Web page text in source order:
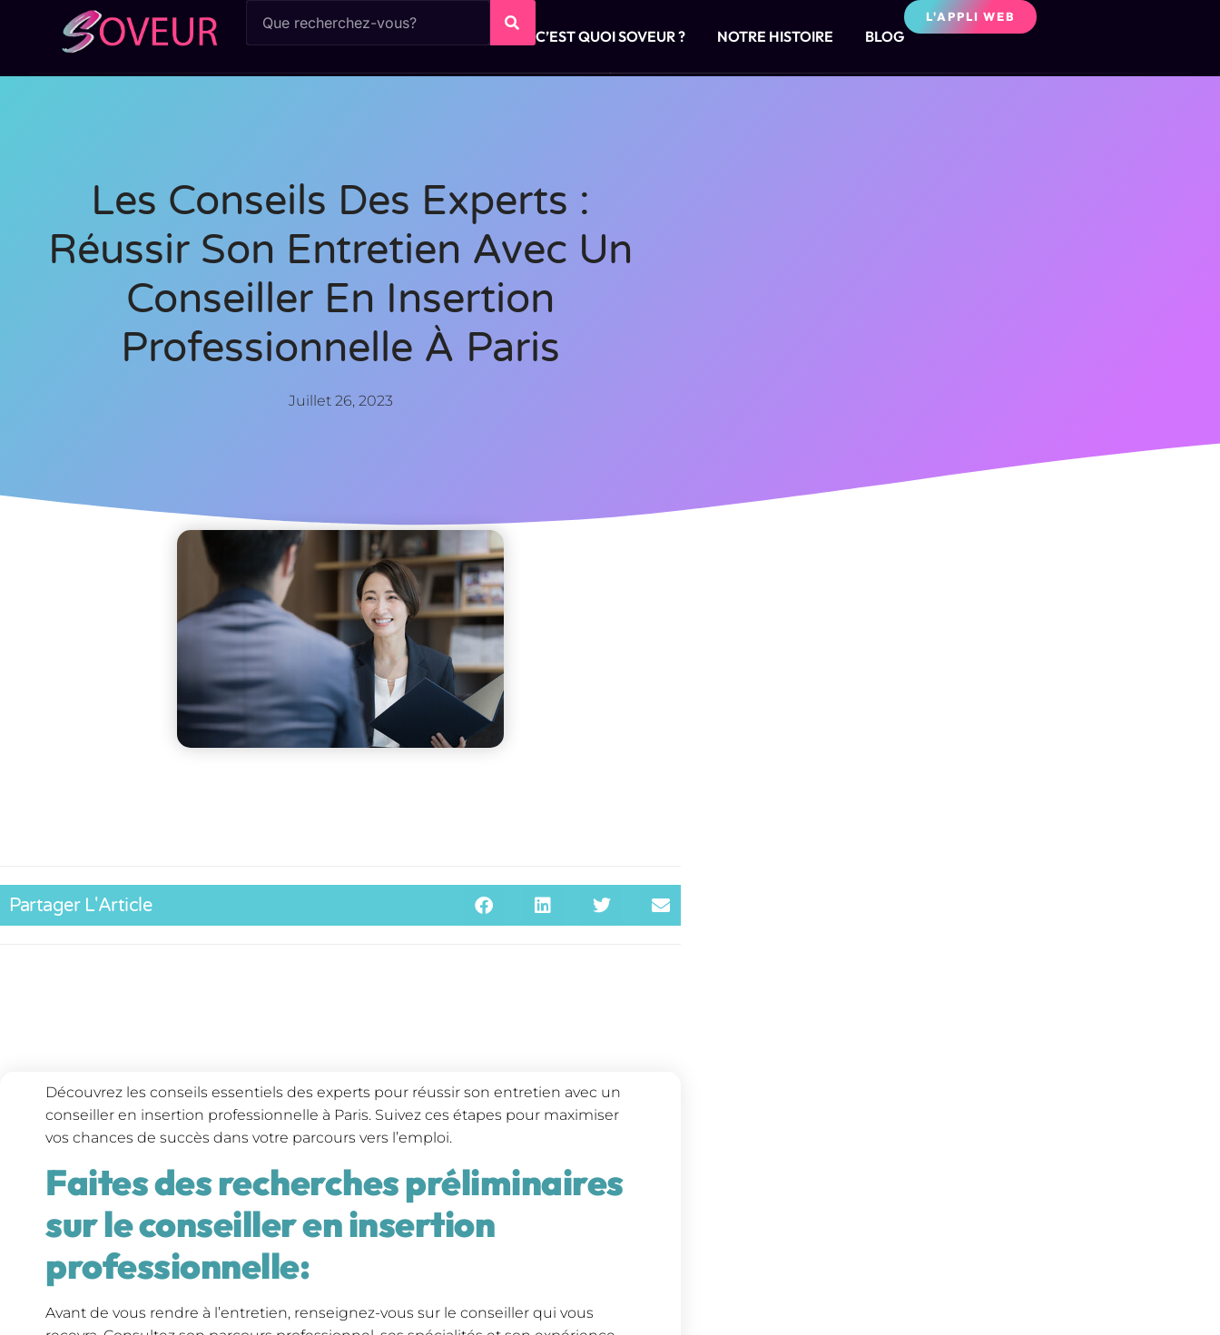
C’EST QUOI SOVEUR ? NOTRE HISTOIRE BLOG
L'APPLI WEB
Les Conseils Des Experts :
Réussir Son Entretien Avec Un
Conseiller En Insertion
Professionnelle À Paris
Juillet 26, 2023
Partager L'Article
Découvrez les conseils essentiels des experts pour réussir son entretien avec un
conseiller en insertion professionnelle à Paris. Suivez ces étapes pour maximiser
vos chances de succès dans votre parcours vers l’emploi.
Faites des recherches préliminaires
sur le conseiller en insertion
professionnelle:
Avant de vous rendre à l’entretien, renseignez-vous sur le conseiller qui vous